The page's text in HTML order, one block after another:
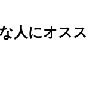
人にオスス